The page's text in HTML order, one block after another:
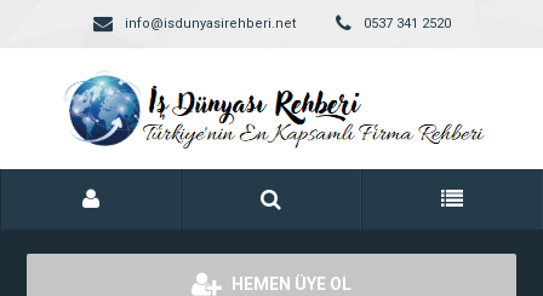
info@isdunyasirehberi.net 0537 341 2520
HEMEN ÜYE OL